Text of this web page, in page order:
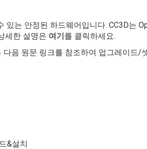
는 안정된 하드웨어입니다. CC3D는
세한 설명은 여기를 클릭하세요.
음 원문 링크를 참조하여 업그레이드/
&설치